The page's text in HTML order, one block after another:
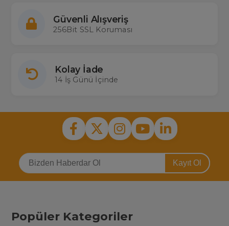
Güvenli Alışveriş
256Bit SSL Koruması
Kolay İade
14 İş Günü İçinde
Kayıt Ol
Popüler Kategoriler